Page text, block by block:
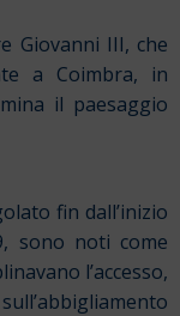
Giovanni III, che
a Coimbra, in
il paesaggio
fin dall’inizio
sono noti come
l’accesso,